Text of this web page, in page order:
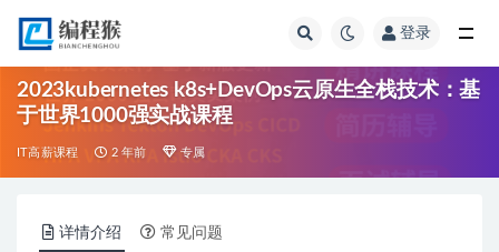
登录
2023kubernetes k8s+DevOps云原生全栈技术：基
于世界1000强实战课程
IT高薪课程 2 年前 专属
详情介绍 常见问题